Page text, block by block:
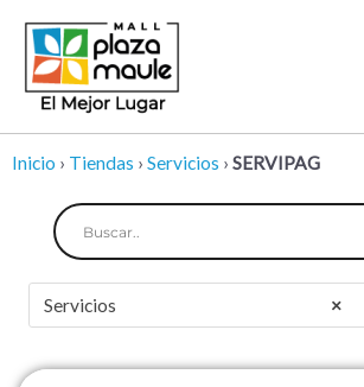
contenido
Inicio › Tiendas › Servicios › SERVIPAG
×
Servicios